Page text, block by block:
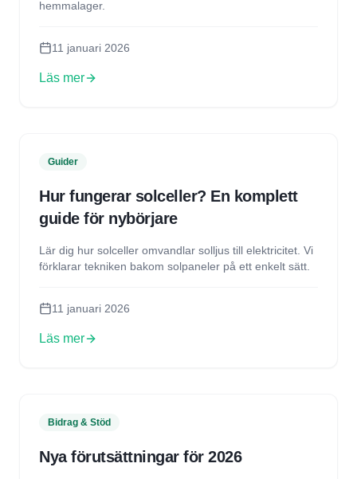
hemmalager.
11 januari 2026
Läs mer
Guider
Hur fungerar solceller? En komplett
guide för nybörjare
Lär dig hur solceller omvandlar solljus till elektricitet. Vi
förklarar tekniken bakom solpaneler på ett enkelt sätt.
11 januari 2026
Läs mer
Bidrag & Stöd
Nya förutsättningar för 2026